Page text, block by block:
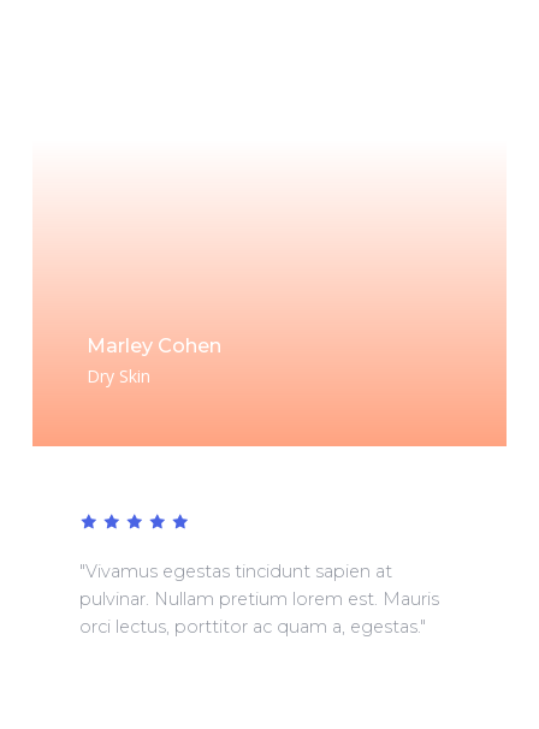
Marley Cohen
Dry Skin
"Vivamus egestas tincidunt sapien at
pulvinar. Nullam pretium lorem est. Mauris
orci lectus, porttitor ac quam a, egestas."